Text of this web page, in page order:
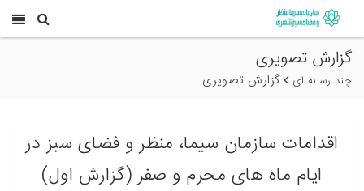
گزارش تصویری
چند رسانه ای گزارش تصویری
اقدامات سازمان سیما، منظر و فضای سبز در
ایام ماه های محرم و صفر (گزارش اول)